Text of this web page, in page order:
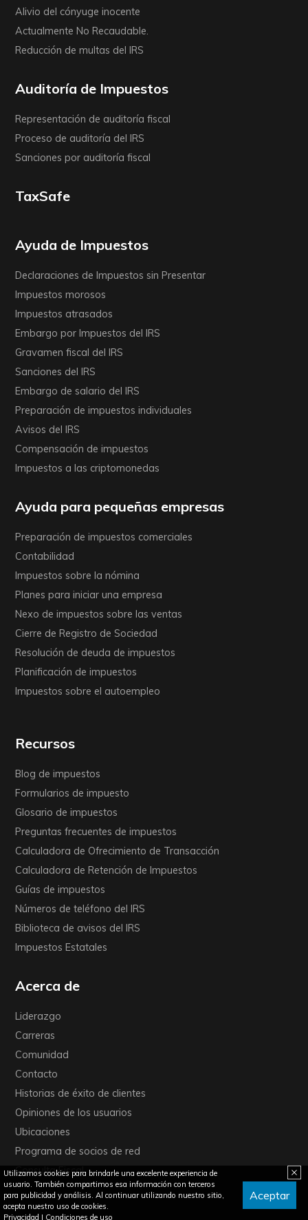
Alivio del cónyuge inocente
Actualmente No Recaudable.
Reducción de multas del IRS
Auditoría de Impuestos
Representación de auditoría fiscal
Proceso de auditoría del IRS
Sanciones por auditoría fiscal
TaxSafe
Ayuda de Impuestos
Declaraciones de Impuestos sin Presentar
Impuestos morosos
Impuestos atrasados
Embargo por Impuestos del IRS
Gravamen fiscal del IRS
Sanciones del IRS
Embargo de salario del IRS
Preparación de impuestos individuales
Avisos del IRS
Compensación de impuestos
Impuestos a las criptomonedas
Ayuda para pequeñas empresas
Preparación de impuestos comerciales
Contabilidad
Impuestos sobre la nómina
Planes para iniciar una empresa
Nexo de impuestos sobre las ventas
Cierre de Registro de Sociedad
Resolución de deuda de impuestos
Planificación de impuestos
Impuestos sobre el autoempleo
Recursos
Blog de impuestos
Formularios de impuesto
Glosario de impuestos
Preguntas frecuentes de impuestos
Calculadora de Ofrecimiento de Transacción
Calculadora de Retención de Impuestos
Guías de impuestos
Números de teléfono del IRS
Biblioteca de avisos del IRS
Impuestos Estatales
Acerca de
Liderazgo
Carreras
Comunidad
Contacto
Historias de éxito de clientes
Opiniones de los usuarios
Ubicaciones
Programa de socios de red
Consulta Fiscal
Utilizamos cookies para brindarle una excelente experiencia de
usuario. También compartimos esa información con terceros
para publicidad y análisis. Al continuar utilizando nuestro sitio,
acepta nuestro uso de cookies.
Privacidad | Condiciones de uso
Aceptar